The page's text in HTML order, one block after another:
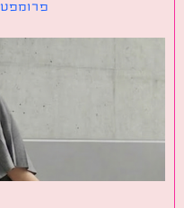
פרומפט שלי